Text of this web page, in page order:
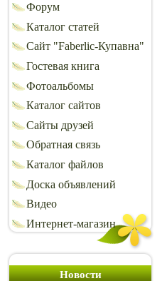
Форум
Каталог статей
Сайт "Faberlic-Купавна"
Гостевая книга
Фотоальбомы
Каталог сайтов
Сайты друзей
Обратная связь
Каталог файлов
Доска объявлений
Видео
Интернет-магазин
Новости